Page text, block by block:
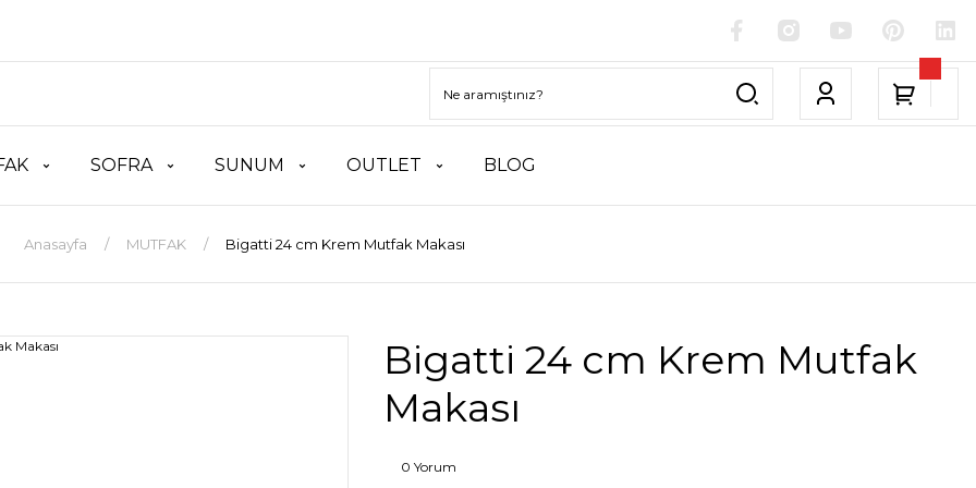
SOFRA SUNUM OUTLET BLOG
Anasayfa MUTFAK Bigatti 24 cm Krem Mutfak Makası
Bigatti 24 cm Krem Mutfak
Makası
0 Yorum